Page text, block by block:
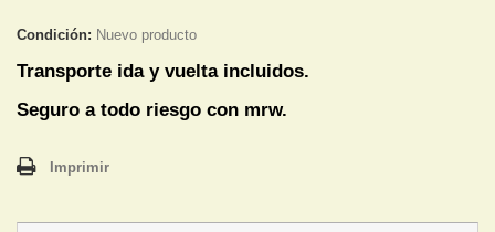
Condición: Nuevo producto
Transporte ida y vuelta incluidos.
Seguro a todo riesgo con mrw.
Imprimir